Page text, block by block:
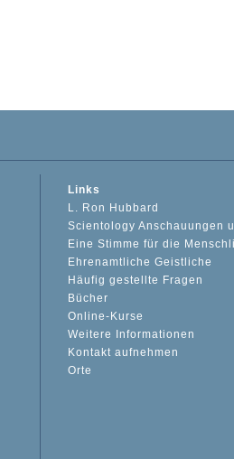
Links
L. Ron Hubbard
Scientology Anschauungen
Eine Stimme für die
Ehrenamtliche Geistliche
Häufig gestellte Fragen
Bücher
Online-Kurse
Weitere Informationen
Kontakt aufnehmen
Orte